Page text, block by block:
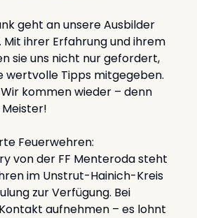
geht an unsere Ausbilder
Mit ihrer Erfahrung und ihrem
sie uns nicht nur gefordert,
wertvolle Tipps mitgegeben.
kommen wieder – denn
Feuerwehren:
von der FF Menteroda steht
im Unstrut-Hainich-Kreis
zur Verfügung. Bei
aufnehmen – es lohnt